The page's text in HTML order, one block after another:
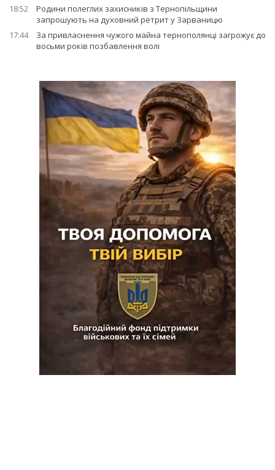
18:52
Родини полеглих захисників з Тернопільщини
запрошують на духовний ретрит у Зарваницю
17:44
За привласнення чужого майна тернополянці загрожує до
восьми років позбавлення волі